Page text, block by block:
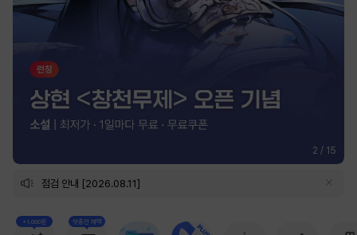
2 / 15
점검 안내 [2026.08.11]
+1,000원 첫충전 혜택